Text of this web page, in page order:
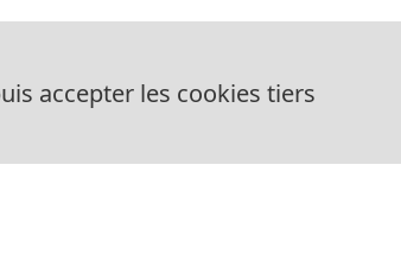
accepter les cookies tiers